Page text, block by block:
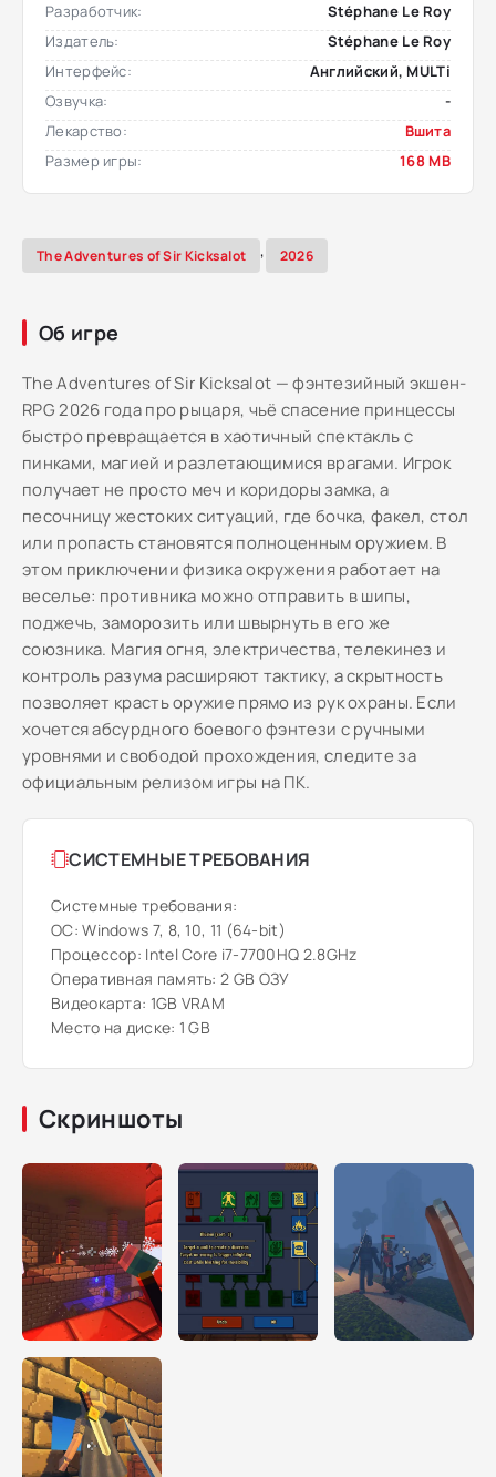
Разработчик:
Stéphane Le Roy
Издатель:
Stéphane Le Roy
Интерфейс:
Английский, MULTi
Озвучка:
-
Лекарство:
Вшита
Размер игры:
168 MB
The Adventures of Sir Kicksalot , 2026
Об игре
The Adventures of Sir Kicksalot — фэнтезийный экшен-
RPG 2026 года про рыцаря, чьё спасение принцессы
быстро превращается в хаотичный спектакль с
пинками, магией и разлетающимися врагами. Игрок
получает не просто меч и коридоры замка, а
песочницу жестоких ситуаций, где бочка, факел, стол
или пропасть становятся полноценным оружием. В
этом приключении физика окружения работает на
веселье: противника можно отправить в шипы,
поджечь, заморозить или швырнуть в его же
союзника. Магия огня, электричества, телекинез и
контроль разума расширяют тактику, а скрытность
позволяет красть оружие прямо из рук охраны. Если
хочется абсурдного боевого фэнтези с ручными
уровнями и свободой прохождения, следите за
официальным релизом игры на ПК.
СИСТЕМНЫЕ ТРЕБОВАНИЯ
Системные требования:
ОС: Windows 7, 8, 10, 11 (64-bit)
Процессор: Intel Core i7-7700HQ 2.8GHz
Оперативная память: 2 GB ОЗУ
Видеокарта: 1GB VRAM
Место на диске: 1 GB
Скриншоты